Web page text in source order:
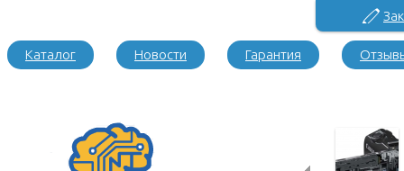
Каталог Новости Гарантия